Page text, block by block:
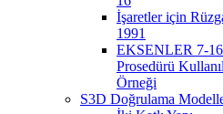
İşaretler için
1991
EKSENLER 7-
Prosedürü
Örneği
S3D Doğrulama